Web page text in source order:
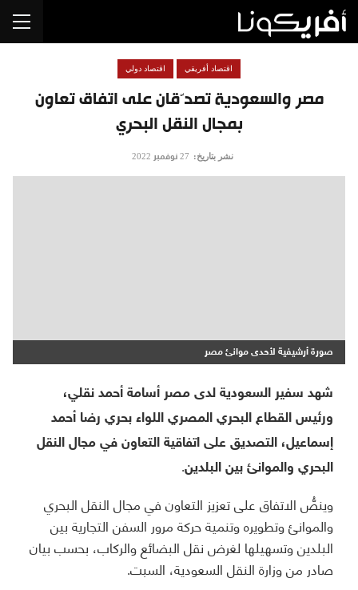
مصر والسعودية تصدّقان على اتفاق تعاون
بمجال النقل البحري
اقتصاد أفريقي اقتصاد دولي
نشر بتاريخ: 27 نوفمبر 2022
صورة أرشيفية لأحدى موانئ مصر
شهد سفير السعودية لدى مصر أسامة أحمد نقلي،
ورئيس القطاع البحري المصري اللواء بحري رضا أحمد
إسماعيل، التصديق على اتفاقية التعاون في مجال النقل
البحري والموانئ بين البلدين.
وينصُّ الاتفاق على تعزيز التعاون في مجال النقل البحري
والموانئ وتطويره وتنمية حركة مرور السفن التجارية بين
البلدين وتسهيلها لغرض نقل البضائع والركاب، بحسب بيان
صادر من وزارة النقل السعودية، السبت.